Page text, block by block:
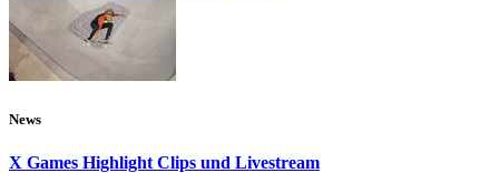
News
X Games Highlight Clips und Livestream